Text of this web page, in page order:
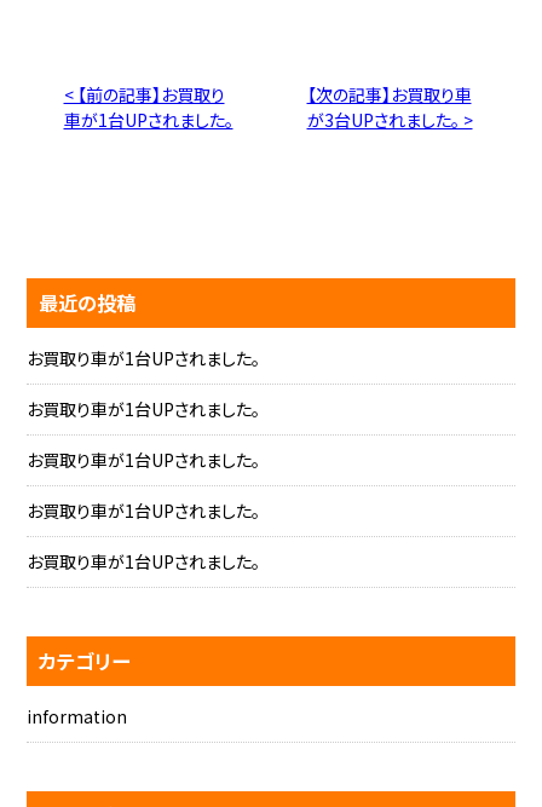
< 【前の記事】お買取り
車が1台UPされました。
【次の記事】お買取り車
が3台UPされました。 >
最近の投稿
お買取り車が1台UPされました。
お買取り車が1台UPされました。
お買取り車が1台UPされました。
お買取り車が1台UPされました。
お買取り車が1台UPされました。
カテゴリー
information